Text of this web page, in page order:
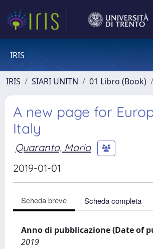
IRIS
IRIS SIARI UNITN 01 Libro (Book)
A new page for
Italy
Quaranta, Mario
2019-01-01
Scheda breve Scheda completa
Anno di pubblicazione (Date of
2019